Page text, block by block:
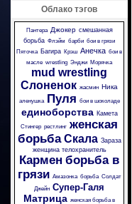
Облако тэгов
Пантера Джокер смешанная
борьба Флэйм барби бои в грязи
Пяточка Багира Крэш Анечка бои в
масле wrestling Энджи Морячка
mud wrestling
Слоненок жасмин Ника
аленушка Пуля бои в шоколаде
единоборства Камета
Стингер рестлинг женская
борьба Скала Зараза
женщина телохранитель
Кармен борьба в
грязи Амазонка борьба Солдат
Джейн Супер-Галя
Матрица женская борьба в